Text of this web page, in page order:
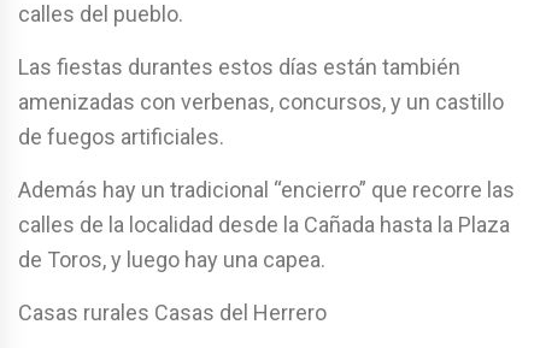
calles del pueblo.
Las fiestas durantes estos días están también
amenizadas con verbenas, concursos, y un castillo
de fuegos artificiales.
Además hay un tradicional “encierro” que recorre las
calles de la localidad desde la Cañada hasta la Plaza
de Toros, y luego hay una capea.
Casas rurales Casas del Herrero